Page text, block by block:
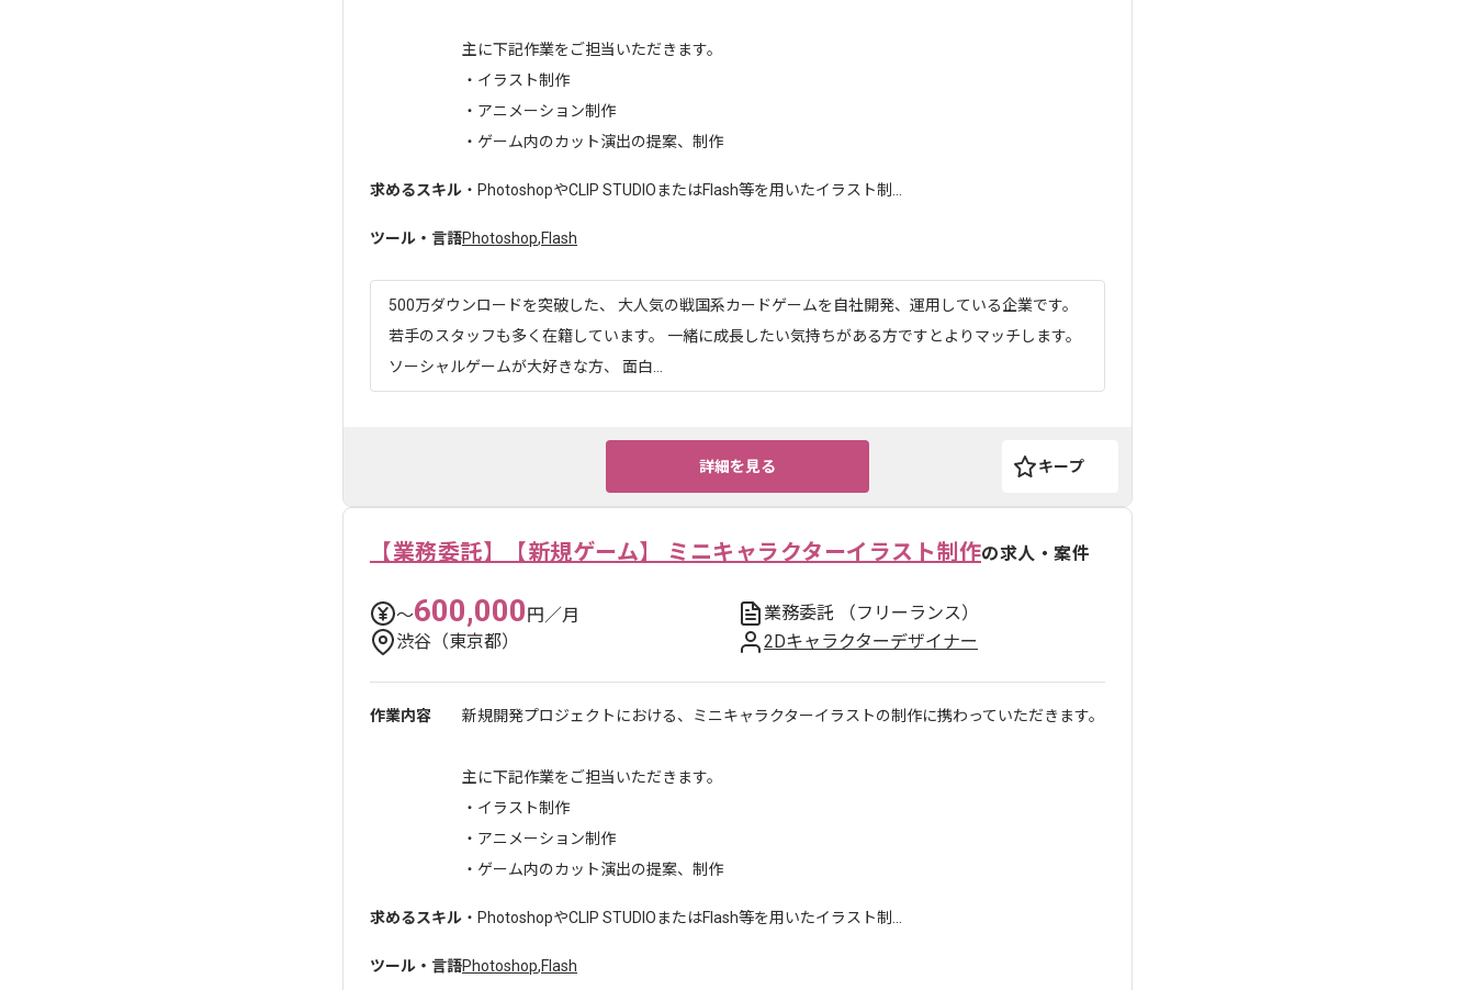
主に下記作業をご担当いただきます。
・イラスト制作
・アニメーション制作
・ゲーム内のカット演出の提案、制作
求めるスキル ・PhotoshopやCLIP STUDIOまたはFlash等を用いたイラスト制...
ツール・言語Photoshop,Flash
500万ダウンロードを突破した、 大人気の戦国系カードゲームを自社開発、運用している企業です。
若手のスタッフも多く在籍しています。 一緒に成長したい気持ちがある方ですとよりマッチします。
ソーシャルゲームが大好きな方、 面白...
詳細を見る キープ
【業務委託】【新規ゲーム】 ミニキャラクターイラスト制作の求人・案件
〜600,000円／月 業務委託
（フリーランス）
渋谷（東京都）
2Dキャラクターデザイナー
作業内容 新規開発プロジェクトにおける、ミニキャラクターイラストの制作に携わっていただきます。
主に下記作業をご担当いただきます。
・イラスト制作
・アニメーション制作
・ゲーム内のカット演出の提案、制作
求めるスキル ・PhotoshopやCLIP STUDIOまたはFlash等を用いたイラスト制...
ツール・言語Photoshop,Flash